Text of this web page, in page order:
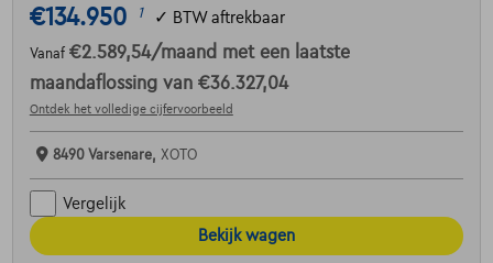
€134.950 1 ✓ BTW aftrekbaar
Vanaf €2.589,54/maand met een laatste
maandaflossing van €36.327,04
Ontdek het volledige cijfervoorbeeld
8490 Varsenare, XOTO
Vergelijk
Bekijk wagen